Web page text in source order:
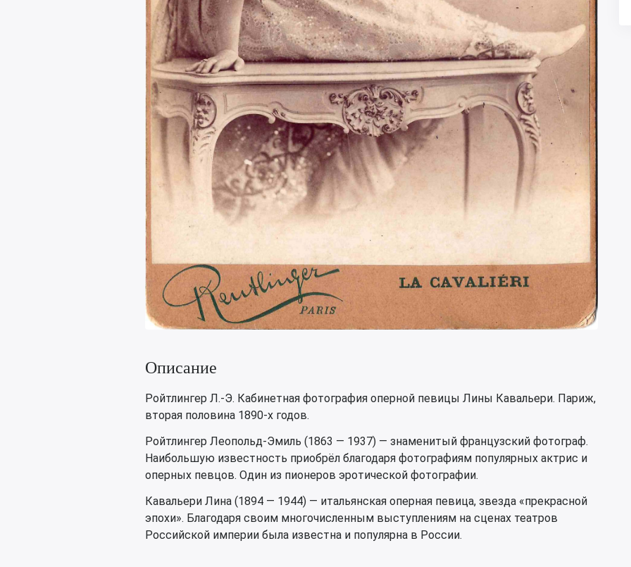
Описание
Ройтлингер Л.-Э. Кабинетная фотография оперной певицы Лины Кавальери. Париж,
вторая половина 1890-х годов.
Ройтлингер Леопольд-Эмиль (1863 — 1937) — знаменитый французский фотограф.
Наибольшую известность приобрёл благодаря фотографиям популярных актрис и
оперных певцов. Один из пионеров эротической фотографии.
Кавальери Лина (1894 — 1944) — итальянская оперная певица, звезда «прекрасной
эпохи». Благодаря своим многочисленным выступлениям на сценах театров
Российской империи была известна и популярна в России.